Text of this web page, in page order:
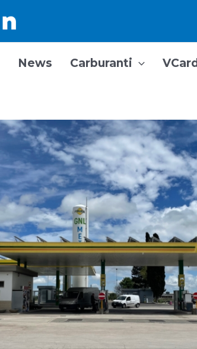
News Carburanti VCard